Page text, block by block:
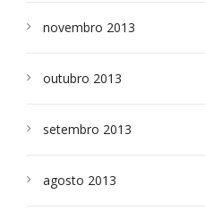
novembro 2013
outubro 2013
setembro 2013
agosto 2013